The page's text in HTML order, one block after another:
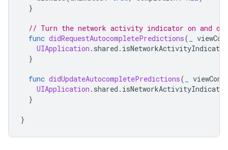
}
// Turn the network activity indicator on and
func didRequestAutocompletePredictions(
UIApplication . shared .
}
func didUpdateAutocompletePredictions(
UIApplication . shared .
}
}